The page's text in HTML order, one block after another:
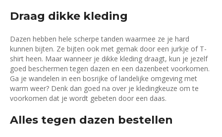
Draag dikke kleding
Dazen hebben hele scherpe tanden waarmee ze je hard
kunnen bijten. Ze bijten ook met gemak door een jurkje of T-
shirt heen. Maar wanneer je dikke kleding draagt, kun je jezelf
goed beschermen tegen dazen en een dazenbeet voorkomen.
Ga je wandelen in een bosrijke of landelijke omgeving met
warm weer? Denk dan goed na over je kledingkeuze om te
voorkomen dat je wordt gebeten door een daas.
Alles tegen dazen bestellen